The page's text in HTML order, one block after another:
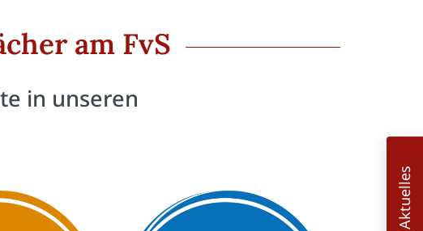
am FvS
in unseren
Aktuelles